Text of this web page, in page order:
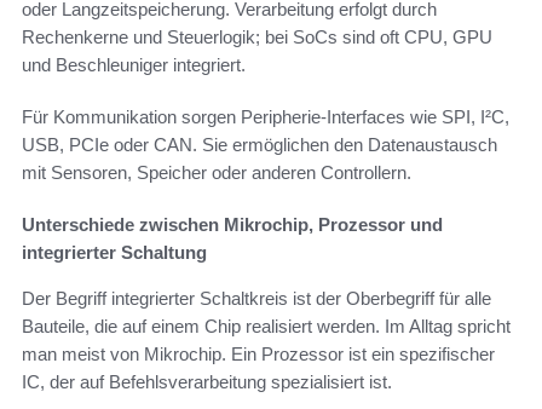
oder Langzeitspeicherung. Verarbeitung erfolgt durch
Rechenkerne und Steuerlogik; bei SoCs sind oft CPU, GPU
und Beschleuniger integriert.
Für Kommunikation sorgen Peripherie-Interfaces wie SPI, I²C,
USB, PCIe oder CAN. Sie ermöglichen den Datenaustausch
mit Sensoren, Speicher oder anderen Controllern.
Unterschiede zwischen Mikrochip, Prozessor und
integrierter Schaltung
Der Begriff integrierter Schaltkreis ist der Oberbegriff für alle
Bauteile, die auf einem Chip realisiert werden. Im Alltag spricht
man meist von Mikrochip. Ein Prozessor ist ein spezifischer
IC, der auf Befehlsverarbeitung spezialisiert ist.